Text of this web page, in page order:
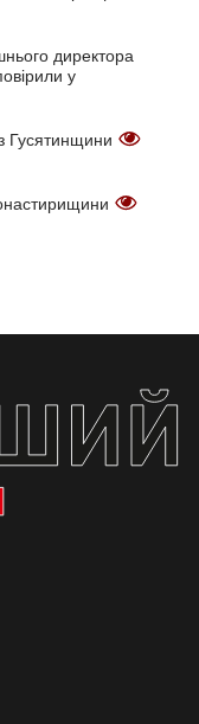
директора
у
Гусятинщини